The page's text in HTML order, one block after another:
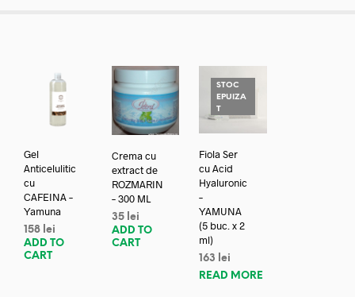
Gel
Anticelulitic
cu
CAFEINA –
Yamuna
158 lei
ADD TO
CART
Crema cu
extract de
ROZMARIN
– 300 ML
35 lei
ADD TO
CART
STOC
EPUIZA
T
Fiola Ser
cu Acid
Hyaluronic
–
YAMUNA
(5 buc. x 2
ml)
163
lei
READ MORE